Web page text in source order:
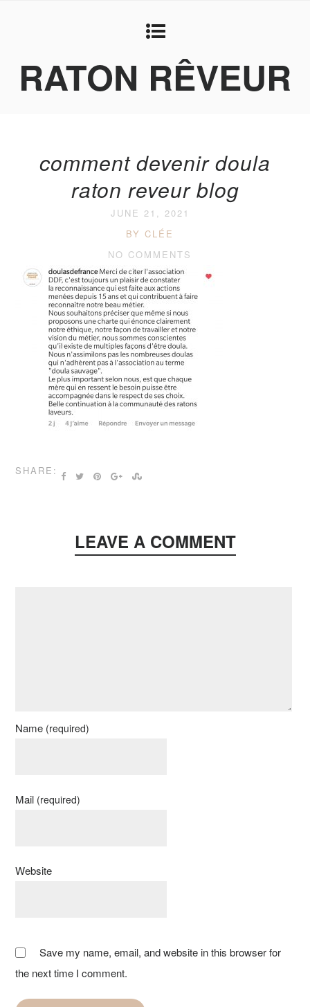
RATON RÊVEUR
comment devenir doula
raton reveur blog
JUNE 21, 2021
BY CLÉE
NO COMMENTS
SHARE:
LEAVE A COMMENT
Name (required)
Mail (required)
Website
Save my name, email, and website in this browser for
the next time I comment.